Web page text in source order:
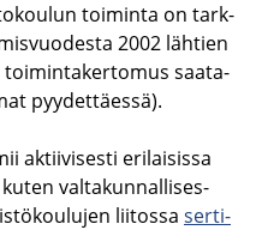
toi­min­ta on tark­
2002 läh­tien
saa­ta­
pyy­det­täes­sä).
ak­tii­vi­ses­ti eri­lai­sis­sa
val­ta­kun­nal­li­ses­
lii­tos­sa ser­ti­